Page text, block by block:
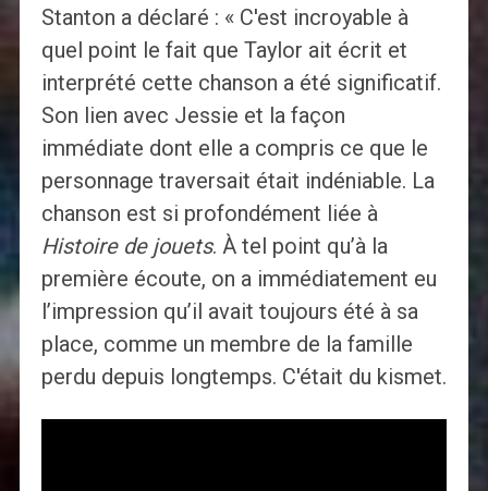
Stanton a déclaré : « C'est incroyable à
quel point le fait que Taylor ait écrit et
interprété cette chanson a été significatif.
Son lien avec Jessie et la façon
immédiate dont elle a compris ce que le
personnage traversait était indéniable. La
chanson est si profondément liée à
Histoire de jouets. À tel point qu’à la
première écoute, on a immédiatement eu
l’impression qu’il avait toujours été à sa
place, comme un membre de la famille
perdu depuis longtemps. C'était du kismet.